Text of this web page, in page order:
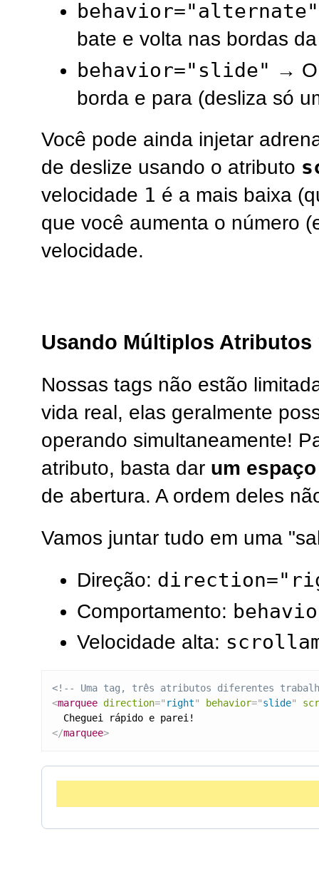
behavior="alternate"
bate e volta nas bordas
behavior="slide" → O
borda e para (desliza só
Você pode ainda injetar
de deslize usando o atributo
velocidade 1 é a mais baixa
que você aumenta o número
velocidade.
Usando Múltiplos Atributos
Nossas tags não estão
vida real, elas geralmente
operando simultaneamente!
atributo, basta dar um espaço
de abertura. A ordem deles
Vamos juntar tudo em uma
Direção:
Comportamento:
Velocidade alta:
<!-- Uma tag, três atributos diferentes
<marquee direction=" right" behavior="slide"
</marquee>